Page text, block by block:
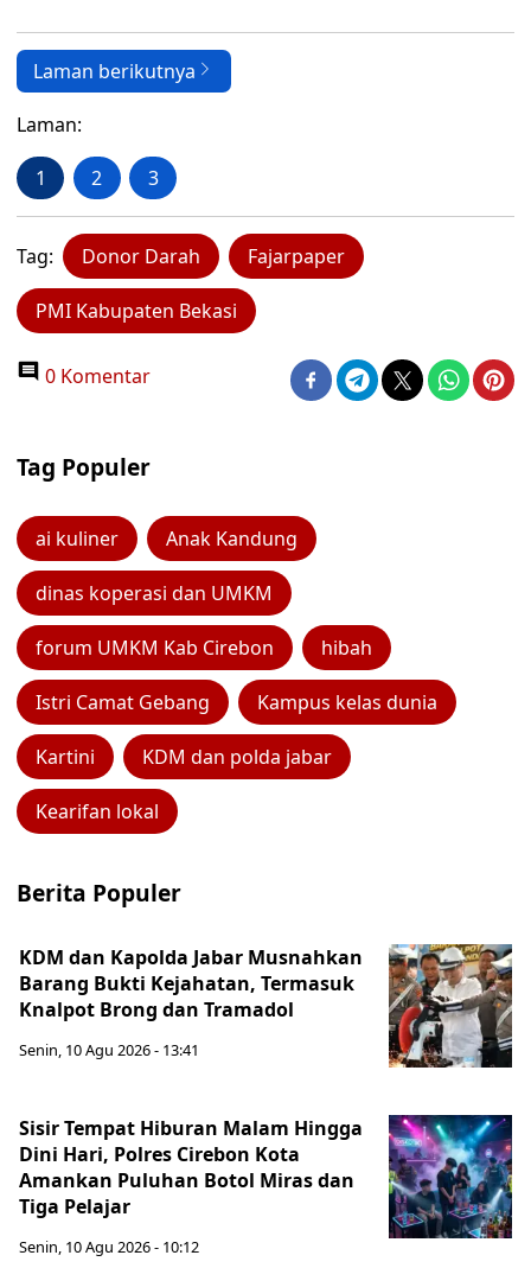
Laman berikutnya
Laman:
1 2 3
Tag: Donor Darah Fajarpaper
PMI Kabupaten Bekasi
0 Komentar
Tag Populer
ai kuliner Anak Kandung
dinas koperasi dan UMKM
forum UMKM Kab Cirebon hibah
Istri Camat Gebang Kampus kelas dunia
Kartini KDM dan polda jabar
Kearifan lokal
Berita Populer
KDM dan Kapolda Jabar Musnahkan
Barang Bukti Kejahatan, Termasuk
Knalpot Brong dan Tramadol
Senin, 10 Agu 2026 - 13:41
Sisir Tempat Hiburan Malam Hingga
Dini Hari, Polres Cirebon Kota
Amankan Puluhan Botol Miras dan
Tiga Pelajar
Senin, 10 Agu 2026 - 10:12